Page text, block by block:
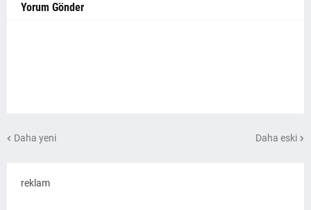
Yorum Gönder
Daha yeni Daha eski
reklam